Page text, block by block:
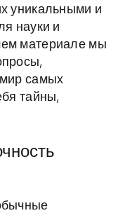
уникальными и
науки и
материале мы
самых
тайны,